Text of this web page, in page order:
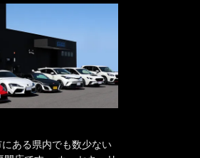
ある県内でも数少ない